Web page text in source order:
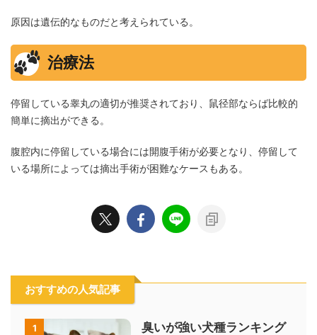
原因は遺伝的なものだと考えられている。
治療法
停留している睾丸の適切が推奨されており、鼠径部ならば比較的
簡単に摘出ができる。
腹腔内に停留している場合には開腹手術が必要となり、停留して
いる場所によっては摘出手術が困難なケースもある。
おすすめの人気記事
1
臭いが強い犬種ランキング